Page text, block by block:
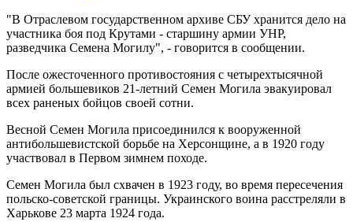
"В Отраслевом государственном архиве СБУ хранится дело на
участника боя под Крутами - старшину армии УНР,
разведчика Семена Могилу", - говорится в сообщении.
После ожесточенного противостояния с четырехтысячной
армией большевиков 21-летний Семен Могила эвакуировал
всех раненых бойцов своей сотни.
Весной Семен Могила присоединился к вооруженной
антибольшевистской борьбе на Херсонщине, а в 1920 году
участвовал в Первом зимнем походе.
Семен Могила был схвачен в 1923 году, во время пересечения
польско-советской границы. Украинского воина расстреляли в
Харькове 23 марта 1924 года.